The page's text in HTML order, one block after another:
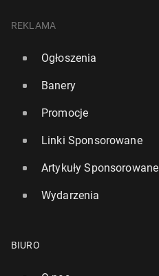
REKLAMA
Ogłoszenia
Banery
Promocje
Linki Sponsorowane
Artykuły Sponsorowane
Wydarzenia
BIURO